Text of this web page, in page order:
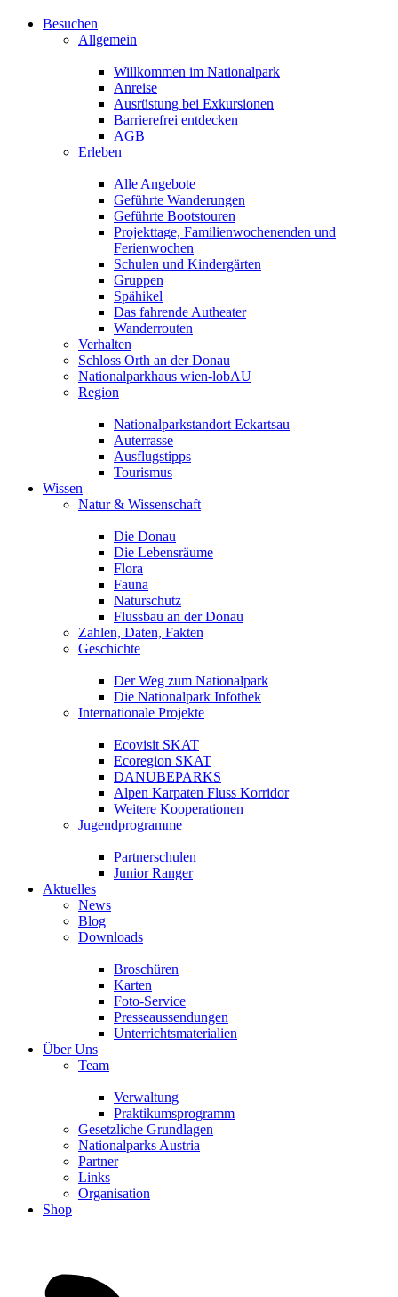
Besuchen
Allgemein
Willkommen im Nationalpark
Anreise
Ausrüstung bei Exkursionen
Barrierefrei entdecken
AGB
Erleben
Alle Angebote
Geführte Wanderungen
Geführte Bootstouren
Projekttage, Familienwochenenden und
Ferienwochen
Schulen und Kindergärten
Gruppen
Spähikel
Das fahrende Autheater
Wanderrouten
Verhalten
Schloss Orth an der Donau
Nationalparkhaus wien-lobAU
Region
Nationalparkstandort Eckartsau
Auterrasse
Ausflugstipps
Tourismus
Wissen
Natur & Wissenschaft
Die Donau
Die Lebensräume
Flora
Fauna
Naturschutz
Flussbau an der Donau
Zahlen, Daten, Fakten
Geschichte
Der Weg zum Nationalpark
Die Nationalpark Infothek
Internationale Projekte
Ecovisit SKAT
Ecoregion SKAT
DANUBEPARKS
Alpen Karpaten Fluss Korridor
Weitere Kooperationen
Jugendprogramme
Partnerschulen
Junior Ranger
Aktuelles
News
Blog
Downloads
Broschüren
Karten
Foto-Service
Presseaussendungen
Unterrichtsmaterialien
Über Uns
Team
Verwaltung
Praktikumsprogramm
Gesetzliche Grundlagen
Nationalparks Austria
Partner
Links
Organisation
Shop